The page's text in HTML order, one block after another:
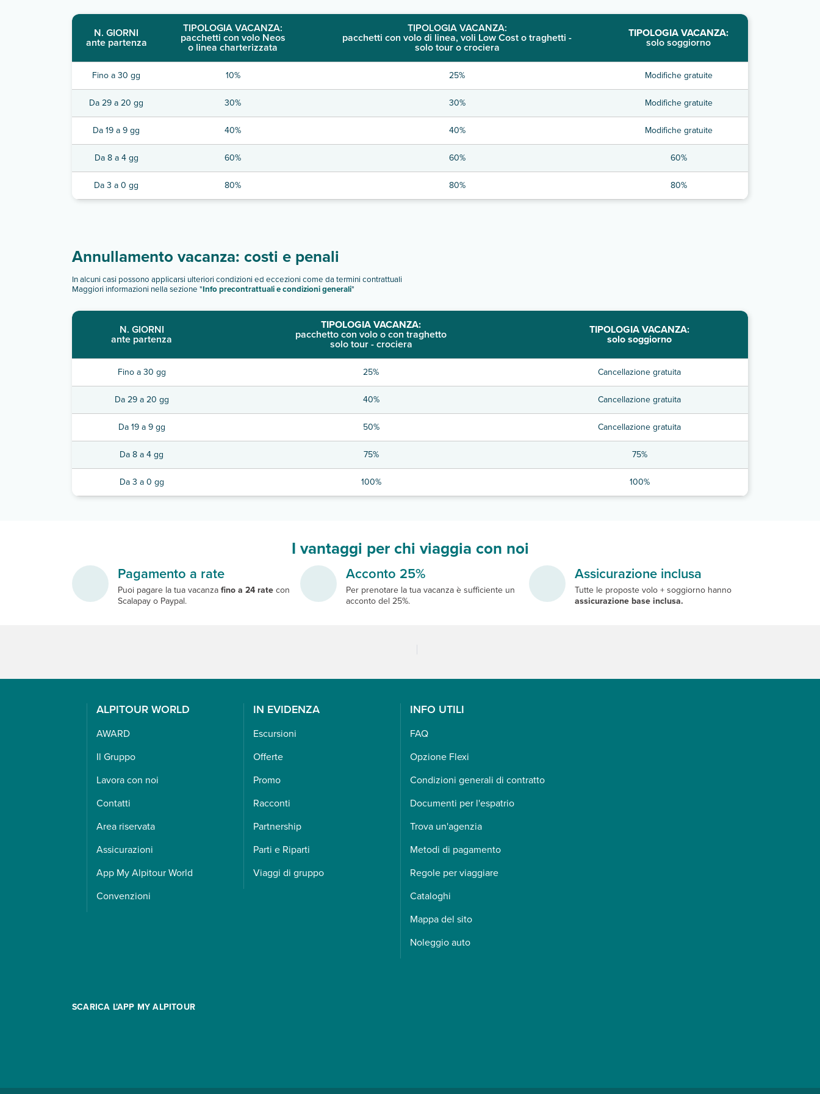
N. GIORNI
ante partenza
TIPOLOGIA VACANZA:
pacchetti con volo Neos
o linea charterizzata
TIPOLOGIA VACANZA:
pacchetti con volo di linea, voli Low Cost o traghetti -
solo tour o crociera
TIPOLOGIA VACANZA:
solo soggiorno
Fino a 30 gg 10% 25% Modifiche gratuite
Da 29 a 20 gg 30% 30% Modifiche gratuite
Da 19 a 9 gg 40% 40% Modifiche gratuite
Da 8 a 4 gg 60% 60% 60%
Da 3 a 0 gg 80% 80% 80%
Annullamento vacanza: costi e penali
In alcuni casi possono applicarsi ulteriori condizioni ed eccezioni come da termini contrattuali
Maggiori informazioni nella sezione "Info precontrattuali e condizioni generali"
N. GIORNI
ante partenza
TIPOLOGIA VACANZA:
pacchetto con volo o con traghetto
solo tour - crociera
TIPOLOGIA VACANZA:
solo soggiorno
Fino a 30 gg 25% Cancellazione gratuita
Da 29 a 20 gg 40% Cancellazione gratuita
Da 19 a 9 gg 50% Cancellazione gratuita
Da 8 a 4 gg 75% 75%
Da 3 a 0 gg 100% 100%
I vantaggi per chi viaggia con noi
Pagamento a rate
Puoi pagare la tua vacanzafino a 24 ratecon
Scalapay o Paypal.
Acconto 25%
Per prenotare la tua vacanza è sufficiente un
acconto del 25%.
Assicurazione inclusa
Tutte le proposte volo + soggiorno hanno
assicurazione base inclusa.
ALPITOUR WORLD
AWARD
Il Gruppo
Lavora con noi
Contatti
Area riservata
Assicurazioni
App My Alpitour World
Convenzioni
IN EVIDENZA
Escursioni
Offerte
Promo
Racconti
Partnership
Parti e Riparti
Viaggi di gruppo
INFO UTILI
FAQ
Opzione Flexi
Condizioni generali di contratto
Documenti per l'espatrio
Trova un'agenzia
Metodi di pagamento
Regole per viaggiare
Cataloghi
Mappa del sito
Noleggio auto
SCARICA L'APP MY ALPITOUR